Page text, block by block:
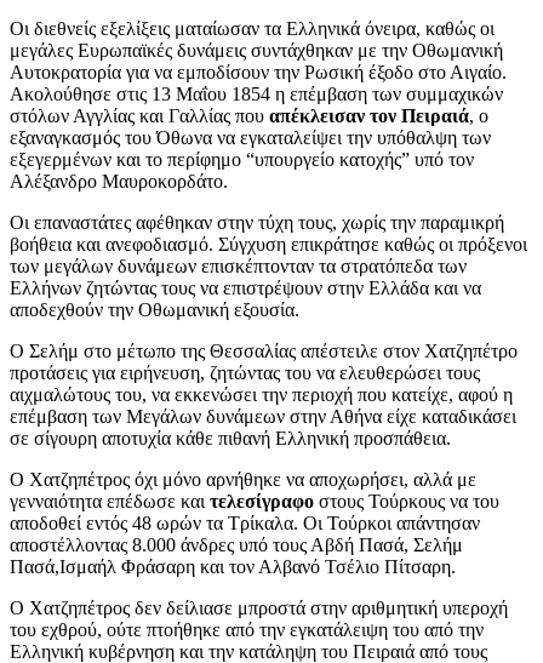
Οι διεθνείς εξελίξεις ματαίωσαν τα Ελληνικά όνειρα, καθώς οι
μεγάλες Ευρωπαϊκές δυνάμεις συντάχθηκαν με την Οθωμανική
Αυτοκρατορία για να εμποδίσουν την Ρωσική έξοδο στο Αιγαίο.
Ακολούθησε στις 13 Μαΐου 1854 η επέμβαση των συμμαχικών
στόλων Αγγλίας και Γαλλίας που απέκλεισαν τον Πειραιά, ο
εξαναγκασμός του Όθωνα να εγκαταλείψει την υπόθαλψη των
εξεγερμένων και το περίφημο “υπουργείο κατοχής” υπό τον
Αλέξανδρο Μαυροκορδάτο.
Οι επαναστάτες αφέθηκαν στην τύχη τους, χωρίς την παραμικρή
βοήθεια και ανεφοδιασμό. Σύγχυση επικράτησε καθώς οι πρόξενοι
των μεγάλων δυνάμεων επισκέπτονταν τα στρατόπεδα των
Ελλήνων ζητώντας τους να επιστρέψουν στην Ελλάδα και να
αποδεχθούν την Οθωμανική εξουσία.
Ο Σελήμ στο μέτωπο της Θεσσαλίας απέστειλε στον Χατζηπέτρο
προτάσεις για ειρήνευση, ζητώντας του να ελευθερώσει τους
αιχμαλώτους του, να εκκενώσει την περιοχή που κατείχε, αφού η
επέμβαση των Μεγάλων δυνάμεων στην Αθήνα είχε καταδικάσει
σε σίγουρη αποτυχία κάθε πιθανή Ελληνική προσπάθεια.
Ο Χατζηπέτρος όχι μόνο αρνήθηκε να αποχωρήσει, αλλά με
γενναιότητα επέδωσε και τελεσίγραφο στους Τούρκους να του
αποδοθεί εντός 48 ωρών τα Τρίκαλα. Οι Τούρκοι απάντησαν
αποστέλλοντας 8.000 άνδρες υπό τους Αβδή Πασά, Σελήμ
Πασά,Ισμαήλ Φράσαρη και τον Αλβανό Τσέλιο Πίτσαρη.
Ο Χατζηπέτρος δεν δείλιασε μπροστά στην αριθμητική υπεροχή
του εχθρού, ούτε πτοήθηκε από την εγκατάλειψη του από την
Ελληνική κυβέρνηση και την κατάληψη του Πειραιά από τους